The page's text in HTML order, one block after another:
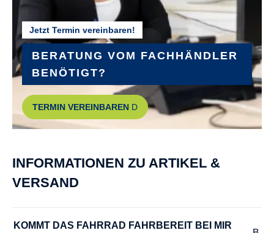
Jetzt Termin vereinbaren!
BERATUNG VOM FACHHÄNDLER
BENÖTIGT?
TERMIN VEREINBAREN
INFORMATIONEN ZU ARTIKEL &
VERSAND
KOMMT DAS FAHRRAD FAHRBEREIT BEI MIR